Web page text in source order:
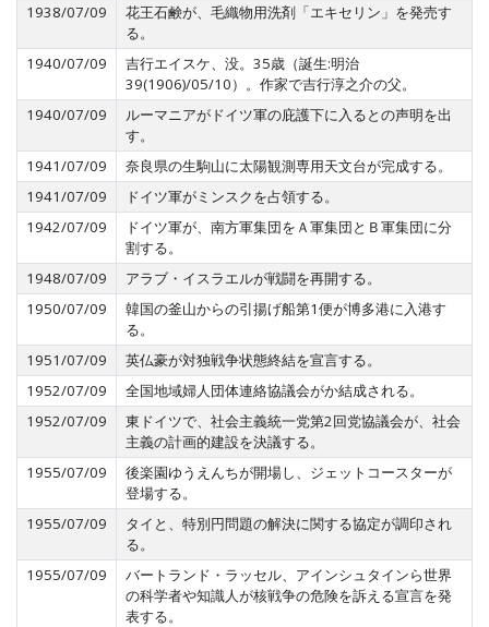
1938/07/09
花王石鹸が、毛織物用洗剤「エキセリン」を発売す
る。
1940/07/09
吉行エイスケ、没。35歳（誕生:明治
39(1906)/05/10）。作家で吉行淳之介の父。
1940/07/09
ルーマニアがドイツ軍の庇護下に入るとの声明を出
す。
1941/07/09
奈良県の生駒山に太陽観測専用天文台が完成する。
1941/07/09
ドイツ軍がミンスクを占領する。
1942/07/09
ドイツ軍が、南方軍集団をＡ軍集団とＢ軍集団に分
割する。
1948/07/09
アラブ・イスラエルが戦闘を再開する。
1950/07/09
韓国の釜山からの引揚げ船第1便が博多港に入港す
る。
1951/07/09
英仏豪が対独戦争状態終結を宣言する。
1952/07/09
全国地域婦人団体連絡協議会がか結成される。
1952/07/09
東ドイツで、社会主義統一党第2回党協議会が、社会
主義の計画的建設を決議する。
1955/07/09
後楽園ゆうえんちが開場し、ジェットコースターが
登場する。
1955/07/09
タイと、特別円問題の解決に関する協定が調印され
る。
1955/07/09
バートランド・ラッセル、アインシュタインら世界
の科学者や知識人が核戦争の危険を訴える宣言を発
表する。